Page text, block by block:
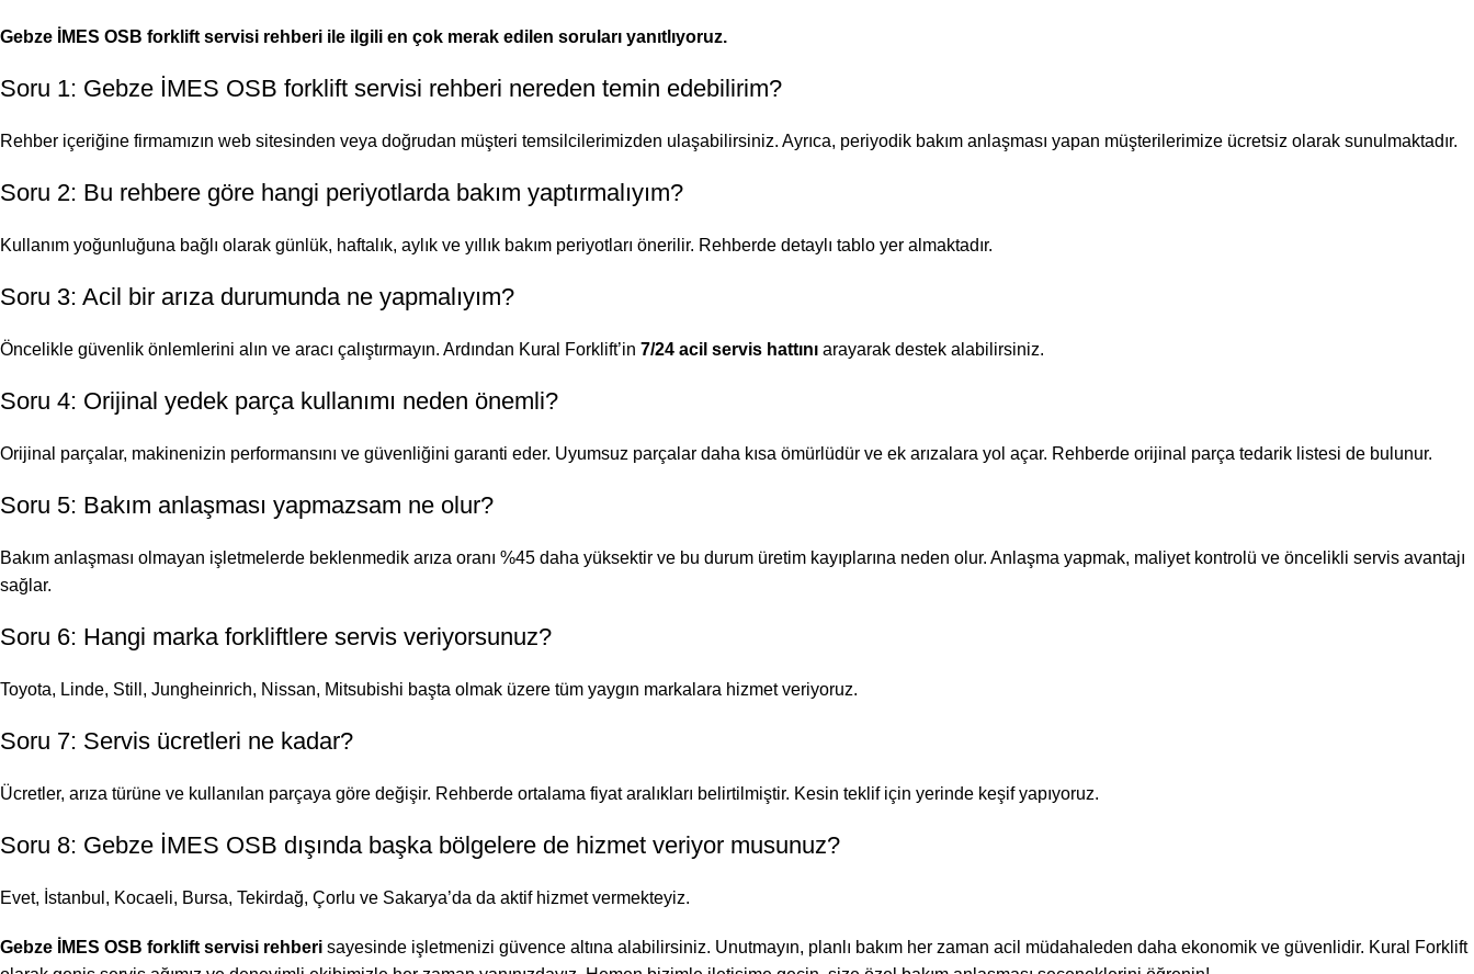
Gebze İMES OSB forklift servisi rehberi ile ilgili en çok merak edilen soruları yanıtlıyoruz.
Soru 1: Gebze İMES OSB forklift servisi rehberi nereden temin edebilirim?
Rehber içeriğine firmamızın web sitesinden veya doğrudan müşteri temsilcilerimizden ulaşabilirsiniz. Ayrıca, periyodik bakım anlaşması yapan müşterilerimize ücretsiz olarak sunulmaktadır.
Soru 2: Bu rehbere göre hangi periyotlarda bakım yaptırmalıyım?
Kullanım yoğunluğuna bağlı olarak günlük, haftalık, aylık ve yıllık bakım periyotları önerilir. Rehberde detaylı tablo yer almaktadır.
Soru 3: Acil bir arıza durumunda ne yapmalıyım?
Öncelikle güvenlik önlemlerini alın ve aracı çalıştırmayın. Ardından Kural Forklift’in 7/24 acil servis hattını arayarak destek alabilirsiniz.
Soru 4: Orijinal yedek parça kullanımı neden önemli?
Orijinal parçalar, makinenizin performansını ve güvenliğini garanti eder. Uyumsuz parçalar daha kısa ömürlüdür ve ek arızalara yol açar. Rehberde orijinal parça tedarik listesi de bulunur.
Soru 5: Bakım anlaşması yapmazsam ne olur?
Bakım anlaşması olmayan işletmelerde beklenmedik arıza oranı %45 daha yüksektir ve bu durum üretim kayıplarına neden olur. Anlaşma yapmak, maliyet kontrolü ve öncelikli servis avantajı
sağlar.
Soru 6: Hangi marka forkliftlere servis veriyorsunuz?
Toyota, Linde, Still, Jungheinrich, Nissan, Mitsubishi başta olmak üzere tüm yaygın markalara hizmet veriyoruz.
Soru 7: Servis ücretleri ne kadar?
Ücretler, arıza türüne ve kullanılan parçaya göre değişir. Rehberde ortalama fiyat aralıkları belirtilmiştir. Kesin teklif için yerinde keşif yapıyoruz.
Soru 8: Gebze İMES OSB dışında başka bölgelere de hizmet veriyor musunuz?
Evet, İstanbul, Kocaeli, Bursa, Tekirdağ, Çorlu ve Sakarya’da da aktif hizmet vermekteyiz.
Gebze İMES OSB forklift servisi rehberi sayesinde işletmenizi güvence altına alabilirsiniz. Unutmayın, planlı bakım her zaman acil müdahaleden daha ekonomik ve güvenlidir. Kural Forklift